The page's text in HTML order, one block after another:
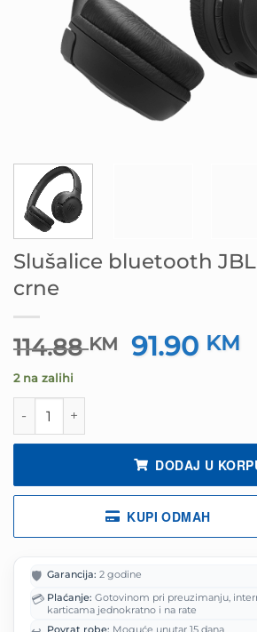
Slušalice bluetooth JBL
crne
114.88KM
Izvorna
cijena
91.90 KM
2 na zalihi
Slušalice bluetooth JBL T530 BT
DODAJ U
KUPI ODMAH
🛡️ Garancija: 2 godine
💳 Plaćanje: Gotovinom pri preuzimanju,
karticama jednokratno i na rate